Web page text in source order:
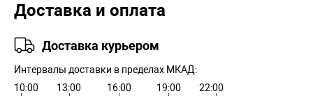
Доставка и оплата
Доставка курьером
Интервалы доставки в пределах МКАД:
10:00
13:00 16:00 19:00 22:00